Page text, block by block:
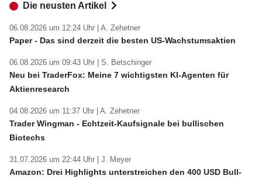
Die neusten Artikel
06.08.2026 um 12:24 Uhr | A. Zehetner
Paper - Das sind derzeit die besten US-Wachstumsaktien
06.08.2026 um 09:43 Uhr | S. Betschinger
Neu bei TraderFox: Meine 7 wichtigsten KI-Agenten für
Aktienresearch
04.08.2026 um 11:37 Uhr | A. Zehetner
Trader Wingman - Echtzeit-Kaufsignale bei bullischen
Biotechs
31.07.2026 um 22:44 Uhr | J. Meyer
Amazon: Drei Highlights unterstreichen den 400 USD Bull-